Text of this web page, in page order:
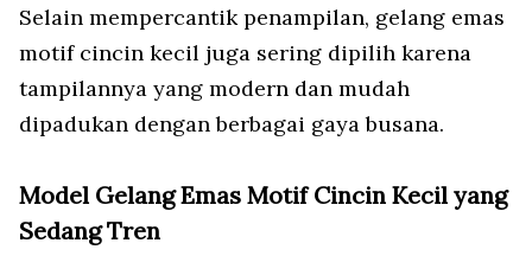
Selain mempercantik penampilan, gelang emas
motif cincin kecil juga sering dipilih karena
tampilannya yang modern dan mudah
dipadukan dengan berbagai gaya busana.
Model Gelang Emas Motif Cincin Kecil yang
Sedang Tren